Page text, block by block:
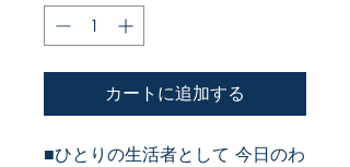
カートに追加する
■ひとりの生活者として 今日のわ